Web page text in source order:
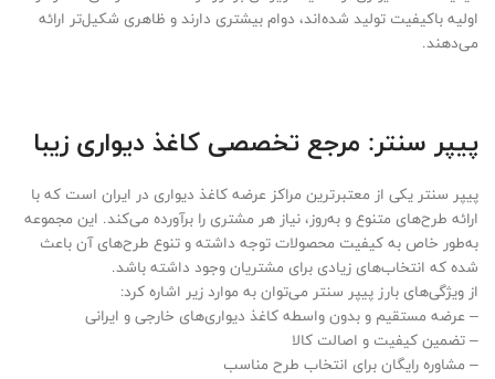
اولیه باکیفیت تولید شده‌اند، دوام بیشتری دارند و ظاهری شکیل‌تر ارائه
می‌دهند.
پیپر سنتر: مرجع تخصصی کاغذ دیواری زیبا
پیپر سنتر یکی از معتبرترین مراکز عرضه کاغذ دیواری در ایران است که با
ارائه طرح‌های متنوع و به‌روز، نیاز هر مشتری را برآورده می‌کند. این مجموعه
به‌طور خاص به کیفیت محصولات توجه داشته و تنوع طرح‌های آن باعث
شده که انتخاب‌های زیادی برای مشتریان وجود داشته باشد.
از ویژگی‌های بارز پیپر سنتر می‌توان به موارد زیر اشاره کرد:
– عرضه مستقیم و بدون واسطه کاغذ دیواری‌های خارجی و ایرانی
– تضمین کیفیت و اصالت کالا
– مشاوره رایگان برای انتخاب طرح مناسب